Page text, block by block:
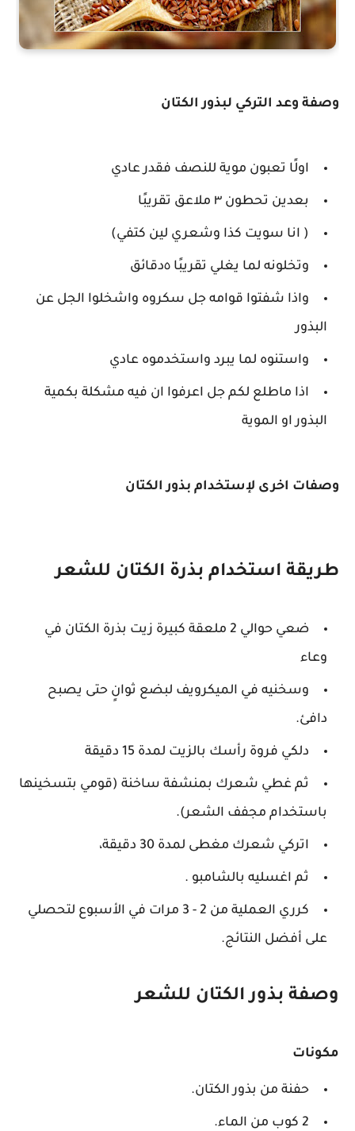
وصفة وعد التركي لبذور الكتان
اولًا تعبون موية للنصف فقدر عادي
بعدين تحطون ٣ ملاعق تقريبًا
( انا سويت كذا وشعري لين كتفي)
وتخلونه لما يغلي تقريبًا ٥دقائق
واذا شفتوا قوامه جل سكروه واشخلوا الجل عن
البذور
واستنوه لما يبرد واستخدموه عادي
اذا ماطلع لكم جل اعرفوا ان فيه مشكلة بكمية
البذور او الموية
وصفات اخرى لإستخدام بذور الكتان
طريقة استخدام بذرة الكتان للشعر
ضعي حوالي 2 ملعقة كبيرة زيت بذرة الكتان في
وعاء
وسخنيه في الميكرويف لبضع ثوانٍ حتى يصبح
دافئ.
دلكي فروة رأسك بالزيت لمدة 15 دقيقة
ثم غطي شعرك بمنشفة ساخنة (قومي بتسخينها
باستخدام مجفف الشعر).
اتركي شعرك مغطى لمدة 30 دقيقة،
ثم اغسليه بالشامبو .
كرري العملية من 2 - 3 مرات في الأسبوع لتحصلي
على أفضل النتائج.
وصفة بذور الكتان للشعر
مكونات
حفنة من بذور الكتان.
2 كوب من الماء.